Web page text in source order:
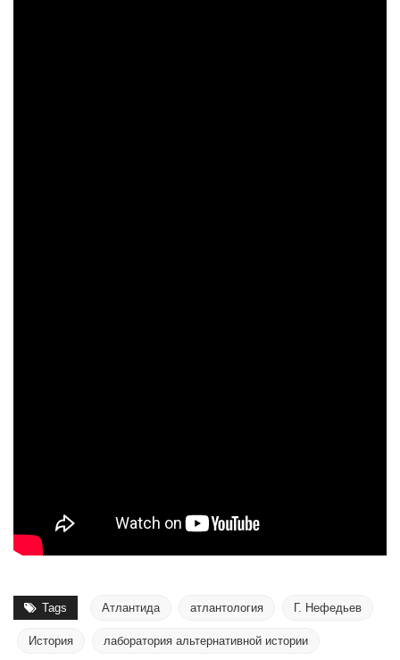
Tags Атлантида атлантология Г. Нефедьев
История лаборатория альтернативной истории